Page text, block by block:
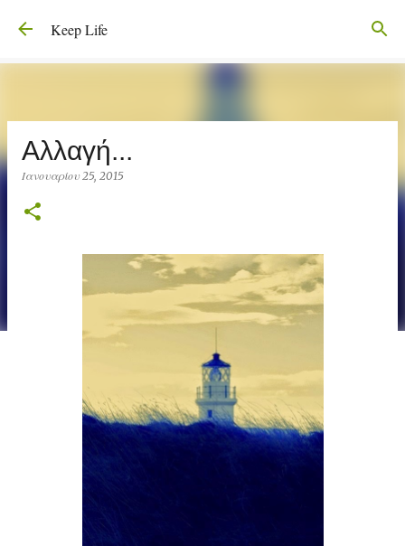
Μετάβαση στο κύριο περιεχόμενο
Keep Life
Αλλαγή...
Ιανουαρίου 25, 2015